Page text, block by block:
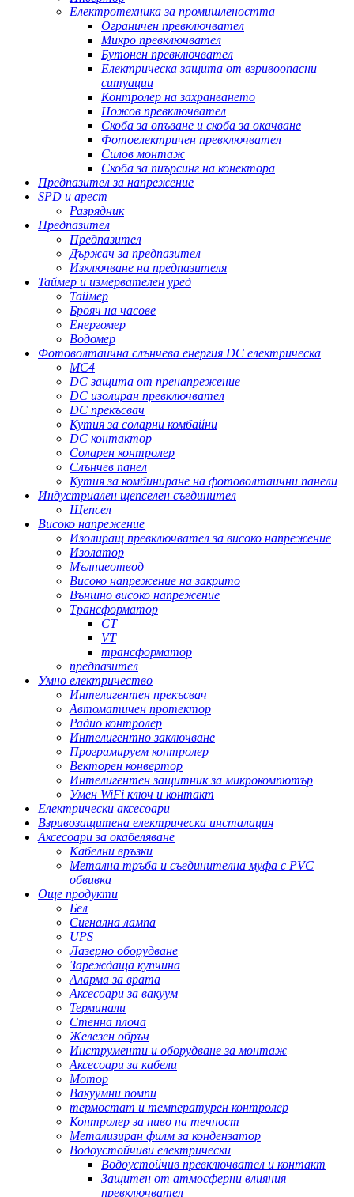
Електротехника за промишлеността
Ограничен превключвател
Микро превключвател
Бутонен превключвател
Електрическа защита от взривоопасни
ситуации
Контролер на захранването
Ножов превключвател
Скоба за опъване и скоба за окачване
Фотоелектричен превключвател
Силов монтаж
Скоба за пиърсинг на конектора
Предпазител за напрежение
SPD и арест
Разрядник
Предпазител
Предпазител
Държач за предпазител
Изключване на предпазителя
Таймер и измервателен уред
Таймер
Брояч на часове
Енергомер
Водомер
Фотоволтаична слънчева енергия DC електрическа
MC4
DC защита от пренапрежение
DC изолиран превключвател
DC прекъсвач
Кутия за соларни комбайни
DC контактор
Соларен контролер
Слънчев панел
Кутия за комбиниране на фотоволтаични панели
Индустриален щепселен съединител
Щепсел
Високо напрежение
Изолиращ превключвател за високо напрежение
Изолатор
Мълниеотвод
Високо напрежение на закрито
Външно високо напрежение
Трансформатор
CT
VT
трансформатор
предпазител
Умно електричество
Интелигентен прекъсвач
Автоматичен протектор
Радио контролер
Интелигентно заключване
Програмируем контролер
Векторен конвертор
Интелигентен защитник за микрокомпютър
Умен WiFi ключ и контакт
Електрически аксесоари
Взривозащитена електрическа инсталация
Аксесоари за окабеляване
Кабелни връзки
Метална тръба и съединителна муфа с PVC
обвивка
Още продукти
Бел
Сигнална лампа
UPS
Лазерно оборудване
Зареждаща купчина
Аларма за врата
Аксесоари за вакуум
Терминали
Стенна плоча
Железен обръч
Инструменти и оборудване за монтаж
Аксесоари за кабели
Мотор
Вакуумни помпи
термостат и температурен контролер
Контролер за ниво на течност
Метализиран филм за кондензатор
Водоустойчиви електрически
Водоустойчив превключвател и контакт
Защитен от атмосферни влияния
превключвател